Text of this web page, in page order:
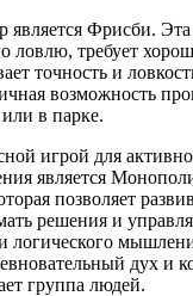
является Фрисби. Эта
ловлю, требует
точность и
возможность
в парке.
игрой для
является
позволяет
решения и
логического
дух и
группа людей.